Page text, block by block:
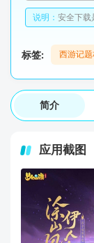
说明： 安全下载
标签: 西游记
简介
应用截图